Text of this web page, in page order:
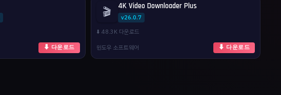
⬇ 다운로드
🎬 4K Video Downloader Plus
v26.0.7
⬇️ 48.3K 다운로드
윈도우 소프트웨어
⬇ 다운로드